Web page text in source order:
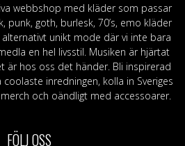
webbshop med kläder som passar
punk, goth, burlesk, 70’s, emo kläder
alternativt unikt mode där vi inte bara
en hel livsstil. Musiken är hjärtat
är hos oss det händer. Bli inspirerad
inredningen, kolla in Sveriges
och oändligt med accessoarer.
FÖLJ OSS